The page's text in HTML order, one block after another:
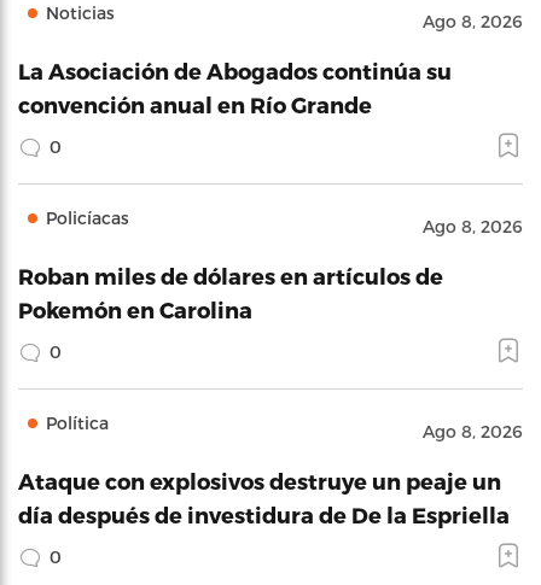
Noticias Ago 8, 2026
La Asociación de Abogados continúa su
convención anual en Río Grande
0
Policíacas Ago 8, 2026
Roban miles de dólares en artículos de
Pokemón en Carolina
0
Política Ago 8, 2026
Ataque con explosivos destruye un peaje un
día después de investidura de De la Espriella
0